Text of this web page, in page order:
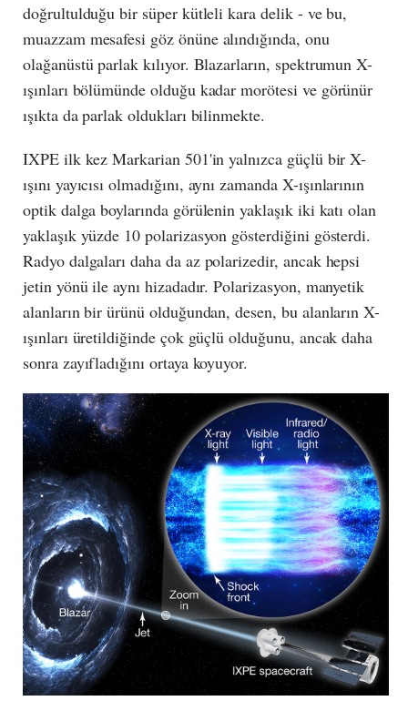
doğrultulduğu bir süper kütleli kara delik - ve bu,
muazzam mesafesi göz önüne alındığında, onu
olağanüstü parlak kılıyor. Blazarların, spektrumun X-
ışınları bölümünde olduğu kadar morötesi ve görünür
ışıkta da parlak oldukları bilinmekte.
IXPE ilk kez Markarian 501'in yalnızca güçlü bir X-
ışını yayıcısı olmadığını, aynı zamanda X-ışınlarının
optik dalga boylarında görülenin yaklaşık iki katı olan
yaklaşık yüzde 10 polarizasyon gösterdiğini gösterdi.
Radyo dalgaları daha da az polarizedir, ancak hepsi
jetin yönü ile aynı hizadadır. Polarizasyon, manyetik
alanların bir ürünü olduğundan, desen, bu alanların X-
ışınları üretildiğinde çok güçlü olduğunu, ancak daha
sonra zayıfladığını ortaya koyuyor.